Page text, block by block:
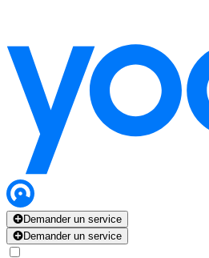
Demander un service
Demander un service